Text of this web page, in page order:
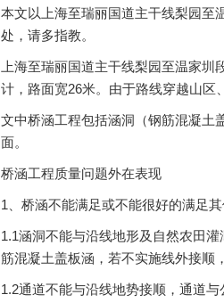
本文以上海至瑞丽国道主干线梨园至
处，请多指教。
上海至瑞丽国道主干线梨园至温家
计，路面宽26米。由于路线穿越山区
文中桥涵工程包括涵洞（钢筋混凝土
面。
桥涵工程质量问题外在表现
1、桥涵不能满足或不能很好的满足
1.1涵洞不能与沿线地形及自然农田
筋混凝土盖板涵，若不实施线外接顺
1.2通道不能与沿线地势接顺，通道